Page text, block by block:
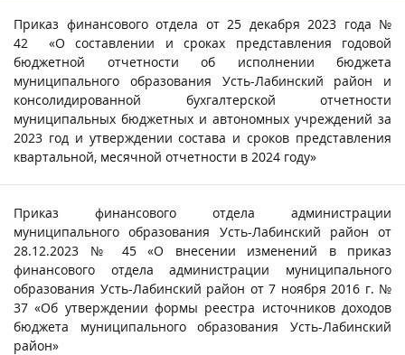
Приказ финансового отдела от 25 декабря 2023 года №
42 «О составлении и сроках представления годовой
бюджетной отчетности об исполнении бюджета
муниципального образования Усть-Лабинский район и
консолидированной бухгалтерской отчетности
муниципальных бюджетных и автономных учреждений за
2023 год и утверждении состава и сроков представления
квартальной, месячной отчетности в 2024 году»
Приказ финансового отдела администрации
муниципального образования Усть-Лабинский район от
28.12.2023 № 45 «О внесении изменений в приказ
финансового отдела администрации муниципального
образования Усть-Лабинский район от 7 ноября 2016 г. №
37 «Об утверждении формы реестра источников доходов
бюджета муниципального образования Усть-Лабинский
район»